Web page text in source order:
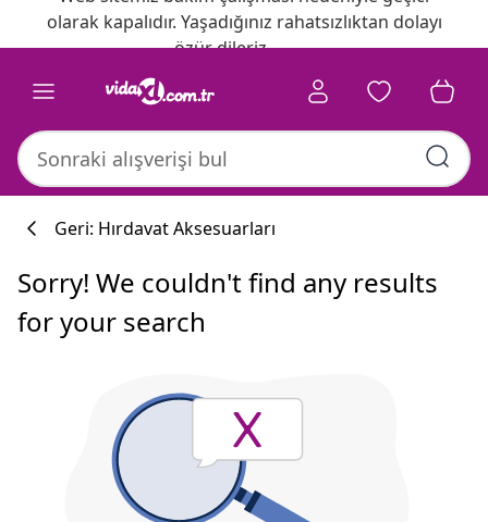
olarak kapalıdır. Yaşadığınız rahatsızlıktan dolayı
özür dileriz.
Geri: Hırdavat Aksesuarları
Sorry! We couldn't find any results
for your search